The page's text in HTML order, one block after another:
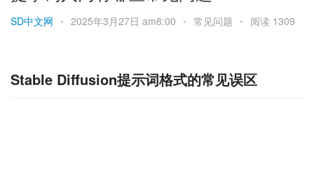
SD中文网 • 2025年3月27日 am8:00 • 常见问题 • 阅读 1309
Stable Diffusion提示词格式的常见误区